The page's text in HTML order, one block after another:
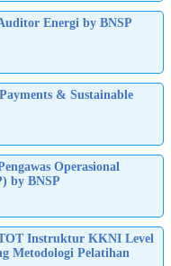
Energi by BNSP
& Sustainable
Operasional
by BNSP
Instruktur KKNI Level
Metodologi Pelatihan